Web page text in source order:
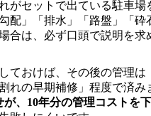
がセットで出ている駐車場
配」「排水」「路盤」「砕
合は、必ず口頭で説明を求
ておけば、その後の管理は
れの早期補修」程度で済み
が、10年分の管理コストを